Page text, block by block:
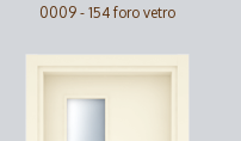
0009 - 154 foro vetro